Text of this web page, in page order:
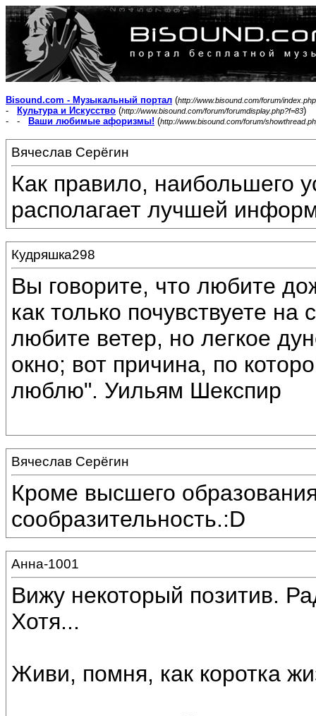
Bisound.com - Музыкальный портал (http://www.bisound.com/forum/index.php
- Культура и Искусство (http://www.bisound.com/forum/forumdisplay.php?f=83)
- -
Ваши любимые афоризмы! (http://www.bisound.com/forum/
Вячеслав Серёгин
Как правило, наибольшего
располагает лучшей
Кудряшка298
Вы говорите, что любите
как только почувствуете
любите ветер, но легкое
окно; вот причина, по
люблю". Уильям Шекспир
Вячеслав Серёгин
Кроме высшего
сообразительность.:D
Анна-1001
Вижу некоторый позитив.
Хотя...
Живи, помня, как коротка